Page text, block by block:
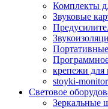
Комплекты
Звуковые
Портативные
крепежи для
stoyki-
Световое
Зеркальные